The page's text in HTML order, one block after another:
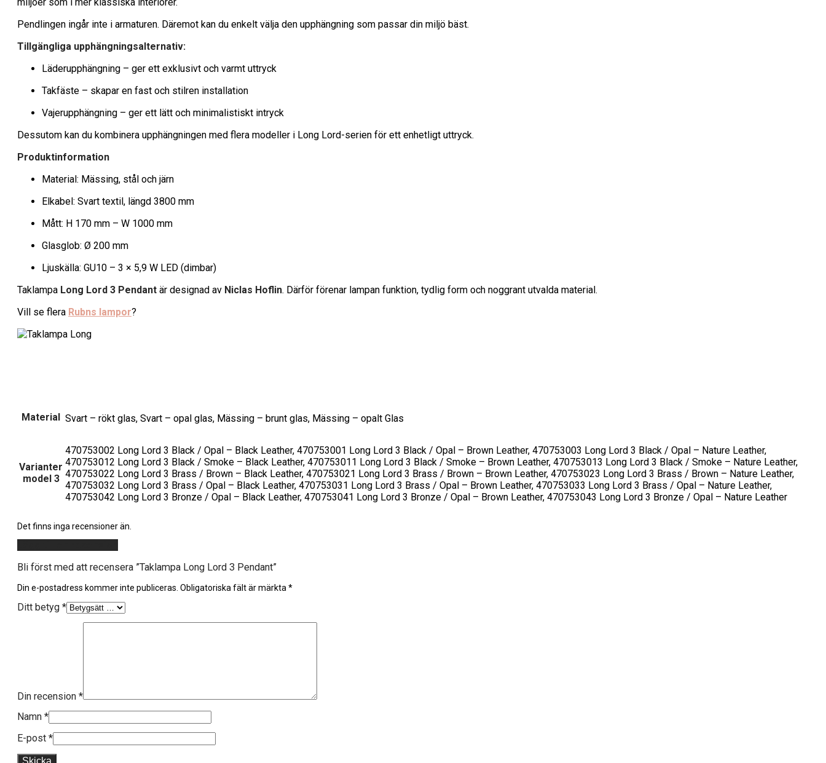
Pendlingen ingår inte i armaturen. Däremot kan du enkelt välja den upphängning som passar din miljö bäst.
Tillgängliga upphängningsalternativ:
Läderupphängning – ger ett exklusivt och varmt uttryck
Takfäste – skapar en fast och stilren installation
Vajerupphängning – ger ett lätt och minimalistiskt intryck
Dessutom kan du kombinera upphängningen med flera modeller i Long Lord-serien för ett enhetligt uttryck.
Produktinformation
Material: Mässing, stål och järn
Elkabel: Svart textil, längd 3800 mm
Mått: H 170 mm – W 1000 mm
Glasglob: Ø 200 mm
Ljuskälla: GU10 – 3 × 5,9 W LED (dimbar)
Taklampa Long Lord 3 Pendant är designad av Niclas Hoflin. Därför förenar lampan funktion, tydlig form och noggrant utvalda material.
Vill se flera Rubns lampor?
Material Svart – rökt glas, Svart – opal glas, Mässing – brunt glas, Mässing – opalt Glas
Varianter
model 3
470753002 Long Lord 3 Black / Opal – Black Leather, 470753001 Long Lord 3 Black / Opal – Brown Leather, 470753003 Long Lord 3 Black / Opal – Nature Leather,
470753012 Long Lord 3 Black / Smoke – Black Leather, 470753011 Long Lord 3 Black / Smoke – Brown Leather, 470753013 Long Lord 3 Black / Smoke – Nature Leather,
470753022 Long Lord 3 Brass / Brown – Black Leather, 470753021 Long Lord 3 Brass / Brown – Brown Leather, 470753023 Long Lord 3 Brass / Brown – Nature Leather,
470753032 Long Lord 3 Brass / Opal – Black Leather, 470753031 Long Lord 3 Brass / Opal – Brown Leather, 470753033 Long Lord 3 Brass / Opal – Nature Leather,
470753042 Long Lord 3 Bronze / Opal – Black Leather, 470753041 Long Lord 3 Bronze / Opal – Brown Leather, 470753043 Long Lord 3 Bronze / Opal – Nature Leather
Det finns inga recensioner än.
Bli först med att recensera ”Taklampa Long Lord 3 Pendant”
Din e-postadress kommer inte publiceras. Obligatoriska fält är märkta *
Ditt betyg *
Din recension *
Namn *
E-post *